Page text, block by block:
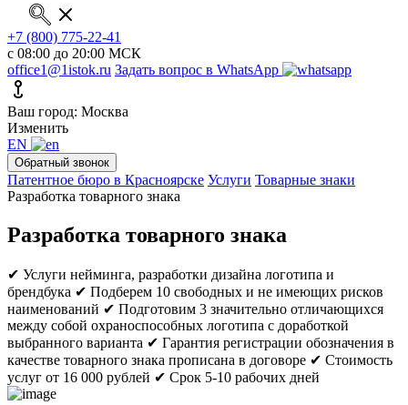
+7 (800) 775-22-41
с 08:00 до 20:00 МСК
office1@1istok.ru Задать вопрос в WhatsApp
Ваш город: Москва
Изменить
EN
Обратный звонок
Патентное бюро в Красноярске Услуги Товарные знаки
Разработка товарного знака
Разработка товарного знака
✔ Услуги нейминга, разработки дизайна логотипа и
брендбука ✔ Подберем 10 свободных и не имеющих рисков
наименований ✔ Подготовим 3 значительно отличающихся
между собой охраноспособных логотипа с доработкой
выбранного варианта ✔ Гарантия регистрации обозначения в
качестве товарного знака прописана в договоре ✔ Стоимость
услуг от 16 000 рублей ✔ Срок 5-10 рабочих дней